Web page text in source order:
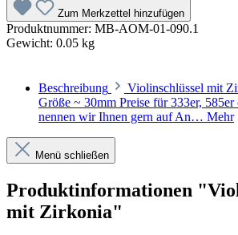
Zum Merkzettel hinzufügen
Produktnummer: MB-AOM-01-090.1
Gewicht: 0.05 kg
Beschreibung
Violinschlüssel mit
Größe ~ 30mm Preise für 333er,
nennen wir Ihnen gern auf An… Mehr
Menü schließen
Produktinformationen
mit Zirkonia"